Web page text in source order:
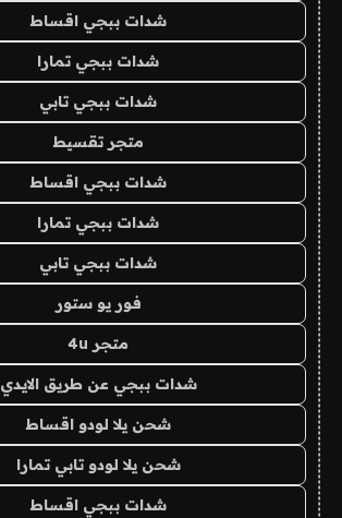
شدات ببجي اقساط
شدات ببجي تمارا
شدات ببجي تابي
متجر تقسيط
شدات ببجي اقساط
شدات ببجي تمارا
شدات ببجي تابي
فور يو ستور
متجر 4u
شدات ببجي عن طريق الايدي
شحن يلا لودو اقساط
شحن يلا لودو تابي تمارا
شدات ببجي اقساط